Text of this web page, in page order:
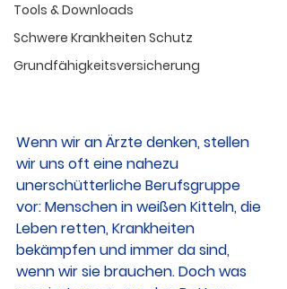
Tools & Downloads
Schwere Krankheiten Schutz
Grundfähigkeitsversicherung
Wenn wir an Ärzte denken, stellen
wir uns oft eine nahezu
unerschütterliche Berufsgruppe
vor: Menschen in weißen Kitteln, die
Leben retten, Krankheiten
bekämpfen und immer da sind,
wenn wir sie brauchen. Doch was